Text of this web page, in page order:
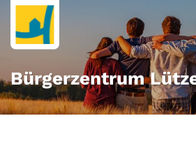
Zum Inhalt springen
Bürgerzentrum